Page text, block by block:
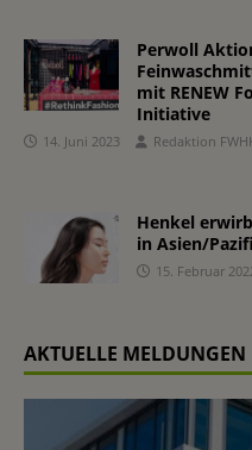
Perwoll
mit RENEW
Initiative
14. Juni 2023 Redaktion
Henkel
in Asien/
15. Februar
AKTUELLE MELDUNGEN